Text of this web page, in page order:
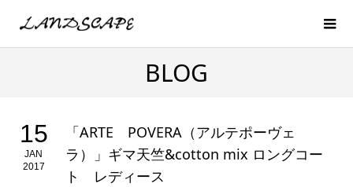
BLOG
15
JAN
2017
「ARTE POVERA（アルテポーヴェ
ラ）」ギマ天竺&cotton mix ロングコー
ト レディース